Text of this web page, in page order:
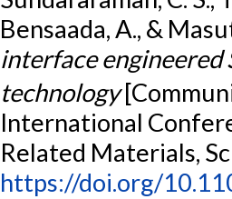
Bensaada, A., &
interface engineered
technology
International
Related Materials,
https://doi.org/